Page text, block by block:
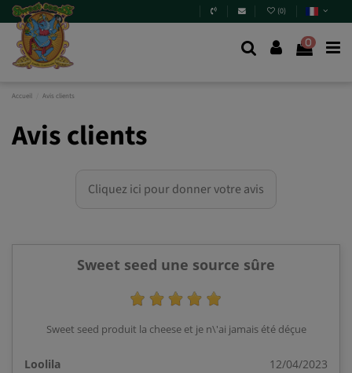
(0)
0
Accueil Avis clients
Avis clients
Cliquez ici pour donner votre avis
Sweet seed une source sûre
Sweet seed produit la cheese et je n\'ai jamais été déçue
Loolila 12/04/2023